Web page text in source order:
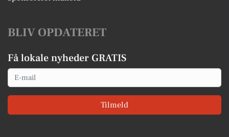
BLIV OPDATERET
Få lokale nyheder GRATIS
Email
Tilmeld